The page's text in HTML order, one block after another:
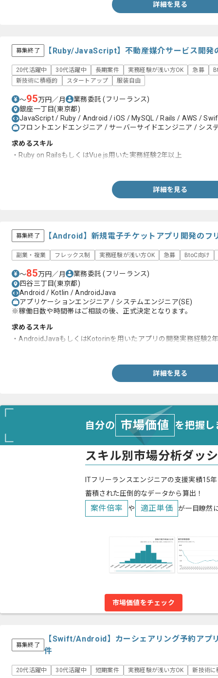
詳細を見る
募集終了 【Ruby/JavaScript】不動産媒介サービス開発
20代活躍中 30代活躍中 長期案件 実務経験が浅い方OK 急募
新技術に積極的
スタートアップ 服装自由
〜95万円／月 業務委託(フリーランス)
銀座一丁目(東京都)
JavaScript / Ruby / Android / iOS / MySQL / Rails / AWS /
フロントエンドエンジニア / サーバーサイドエンジニア / シス
求めるスキル
・Ruby on RailsもしくはVue.js用いた実務経験2年以上
詳細を見る
募集終了 【Android】新規電子チケットアプリ開発のフ
副業・複業 フレックス制 実務経験が浅い方OK 急募 BtoC向け
〜85万円／月 業務委託(フリーランス)
四谷三丁目(東京都)
Android / Kotlin / AndroidJava
アプリケーションエンジニア / システムエンジニア(SE)
※稼働日数や時間帯はご相談の後、正式決定となります。
求めるスキル
・AndroidJavaもしくはKotorinを用いたアプリの開発実務経験2
詳細を見る
自分の 市場価値 を把握
スキル別市場分析ダッ
ITフリーランスエンジニアの支援実績15
蓄積された圧倒的なデータから算出！
案件倍率 や 適正単価 が一目瞭然
市場価値をチェック
募集終了
【Swift/Android】カーシェアリング予約アプ
件
20代活躍中 30代活躍中 短期案件 実務経験が浅い方OK 新技術に